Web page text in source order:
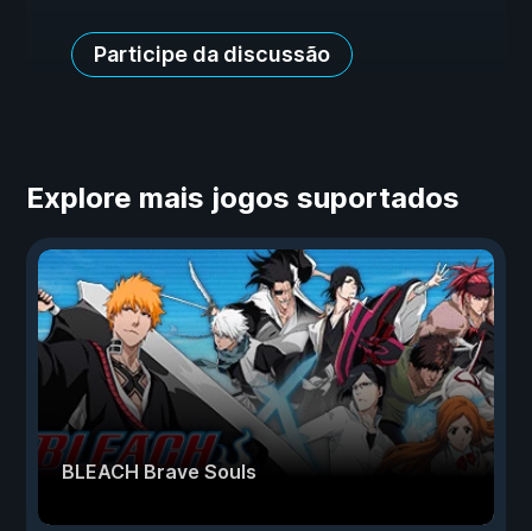
Participe da discussão
Explore mais jogos suportados
BLEACH Brave Souls